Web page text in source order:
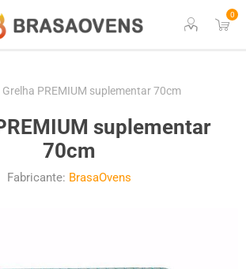
0
Grelha PREMIUM suplementar 70cm
suplementar
70cm
Fabricante: BrasaOvens